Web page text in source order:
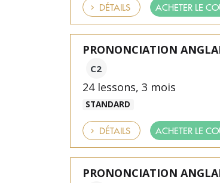
DÉTAILS ACHETER LE
PRONONCIATION
C2
24 lessons, 3 mois
STANDARD
DÉTAILS ACHETER LE
PRONONCIATION